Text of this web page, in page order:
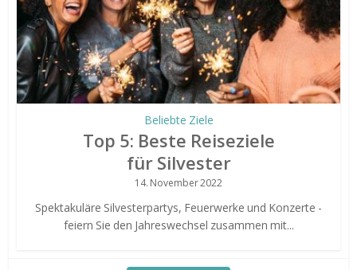
Beliebte Ziele
Top 5: Beste Reiseziele
für Silvester
14. November 2022
Spektakuläre Silvesterpartys, Feuerwerke und Konzerte -
feiern Sie den Jahreswechsel zusammen mit...